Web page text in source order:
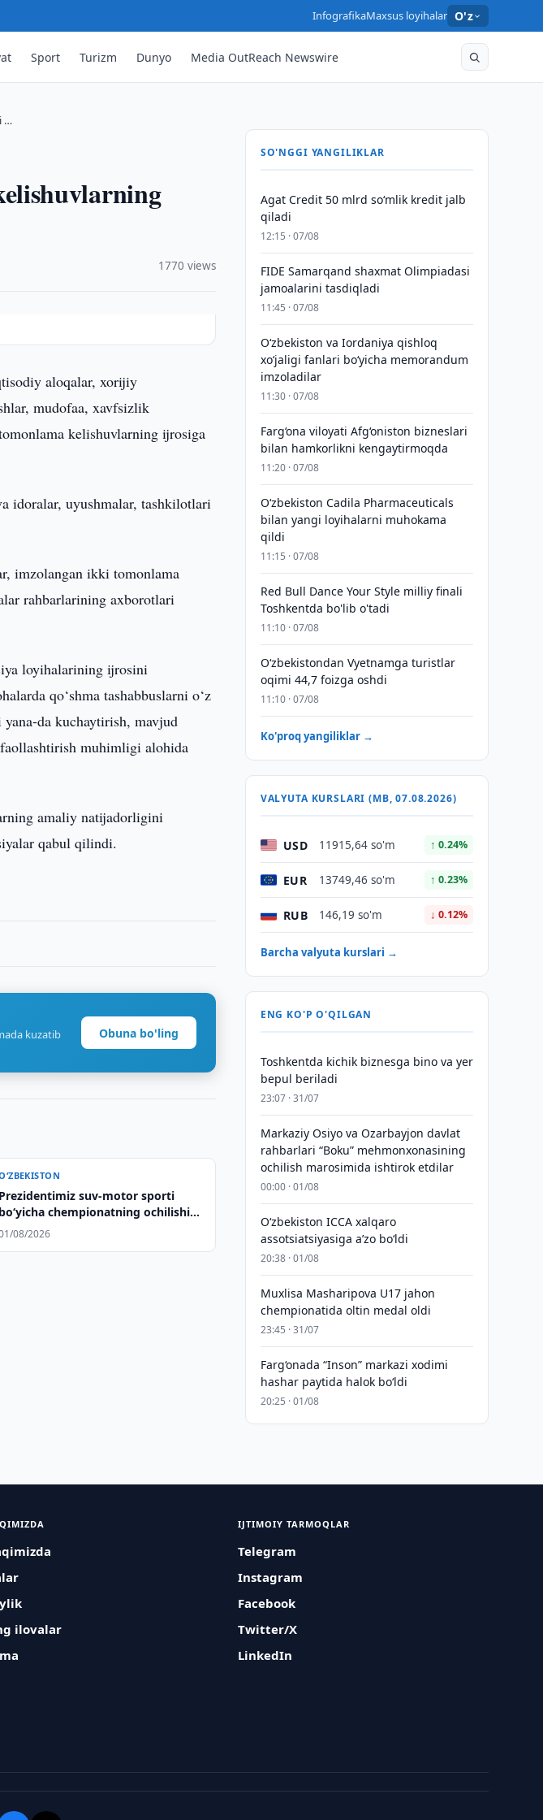
InfografikaMaxsus loyihalar O'z
Sport Turizm Dunyo Media OutReach Newswire
…
1770 views
aloqalar, xorijiy
mudofaa, xavfsizlik
kelishuvlarning ijrosiga
idoralar, uyushmalar, tashkilotlari
imzolangan ikki tomonlama
rahbarlarining axborotlari
loyihalarining ijrosini
qo‘shma tashabbuslarni o‘z
da kuchaytirish, mavjud
muhimligi alohida
amaliy natijadorligini
qabul qilindi.
kuzatib
Obuna bo'ling
Prezidentimiz suv-motor sporti
bo‘yicha chempionatning ochilishida
etdi
08/2026
SO'NGGI YANGILIKLAR
Agat Credit 50 mlrd so‘mlik kredit jalb
qiladi
12:15 · 07/08
FIDE Samarqand shaxmat Olimpiadasi
jamoalarini tasdiqladi
11:45 · 07/08
Oʻzbekiston va Iordaniya qishloq
xoʻjaligi fanlari boʻyicha memorandum
imzoladilar
11:30 · 07/08
Farg‘ona viloyati Afg‘oniston bizneslari
bilan hamkorlikni kengaytirmoqda
11:20 · 07/08
Oʻzbekiston Cadila Pharmaceuticals
bilan yangi loyihalarni muhokama
qildi
11:15 · 07/08
Red Bull Dance Your Style milliy finali
Toshkentda bo'lib o'tadi
11:10 · 07/08
O‘zbekistondan Vyetnamga turistlar
oqimi 44,7 foizga oshdi
11:10 · 07/08
Ko'proq yangiliklar →
VALYUTA KURSLARI (MB, 07.08.2026)
USD 11915,64 so'm ↑ 0.24%
EUR 13749,46 so'm ↑ 0.23%
RUB 146,19 so'm ↓ 0.12%
Barcha valyuta kurslari →
ENG KO'P O'QILGAN
Toshkentda kichik biznesga bino va yer
bepul beriladi
23:07 · 31/07
Markaziy Osiyo va Ozarbayjon davlat
rahbarlari “Boku” mehmonxonasining
ochilish marosimida ishtirok etdilar
00:00 · 01/08
O‘zbekiston ICCA xalqaro
assotsiatsiyasiga aʼzo bo‘ldi
20:38 · 01/08
Muxlisa Masharipova U17 jahon
chempionatida oltin medal oldi
23:45 · 31/07
Farg‘onada “Inson” markazi xodimi
hashar paytida halok bo‘ldi
20:25 · 01/08
ilovalar
IJTIMOIY TARMOQLAR
Telegram
Instagram
Facebook
Twitter/X
LinkedIn